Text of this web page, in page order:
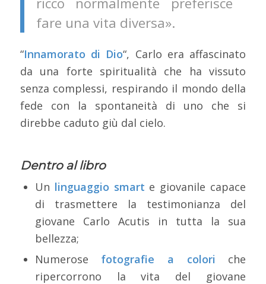
fare una vita diversa».
“Innamorato di Dio“, Carlo era affascinato
da una forte spiritualità che ha vissuto
senza complessi, respirando il mondo della
fede con la spontaneità di uno che si
direbbe caduto giù dal cielo.
Dentro al libro
Un linguaggio smart e giovanile capace
di trasmettere la testimonianza del
giovane Carlo Acutis in tutta la sua
bellezza;
Numerose fotografie a colori che
ripercorrono la vita del giovane